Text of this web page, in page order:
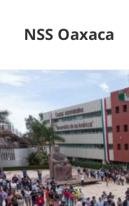
NSS Oaxaca